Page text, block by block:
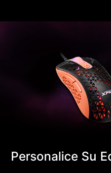
Personalice Su